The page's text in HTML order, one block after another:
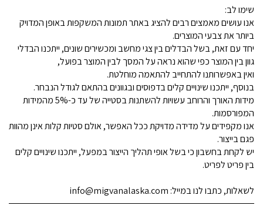
שימו לב:
אנו עושים מאמצים רבים להציג באתר תמונות המשקפות באופן המדויק
ביותר את צבעי המוצרים.
יחד עם זאת, בשל הבדלים בין צגי מחשב ומכשירים שונים, ייתכנו הבדלי
גוון בין המוצר כפי שהוא נראה על המסך לבין המוצר בפועל,
ואין באפשרותנו להתחייב להתאמה מוחלטת.
בנוסף, ייתכנו שינויים קלים בדפוסים ובגוונים בהתאם לגודל הנבחר.
מידות האורך והרוחב עשויות להשתנות בסטייה של עד כ-5% מהמידות
המפורסמות.
אנו מקפידים על מדידה מדויקת ככל האפשר, אולם סטיות קלות אינן מהוות
פגם בייצור.
יש לקחת בחשבון כי בשל אופי תהליך הייצור במפעל, ייתכנו שינויים קלים
בין פריט לפריט.
לשאלות, כתבו לנו במייל: info@migvanalaska.com